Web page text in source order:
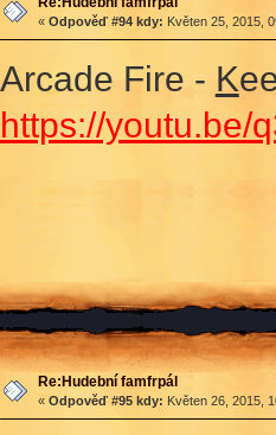
« Odpověď #94 kdy: Květen 25, 2015,
Arcade Fire - K
https://youtu.be/
Re:Hudební famfrpál
« Odpověď #95 kdy: Květen 26, 2015,